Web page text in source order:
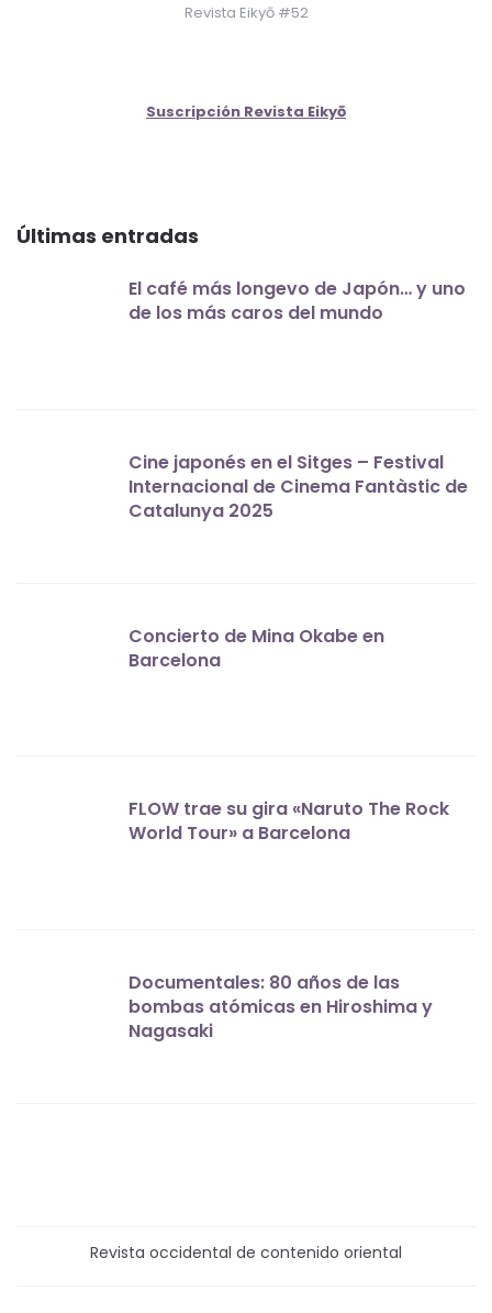
Revista Eikyō #52
Suscripción Revista Eikyō
Últimas entradas
El café más longevo de Japón… y uno
de los más caros del mundo
Cine japonés en el Sitges – Festival
Internacional de Cinema Fantàstic de
Catalunya 2025
Concierto de Mina Okabe en
Barcelona
FLOW trae su gira «Naruto The Rock
World Tour» a Barcelona
Documentales: 80 años de las
bombas atómicas en Hiroshima y
Nagasaki
Revista occidental de contenido oriental